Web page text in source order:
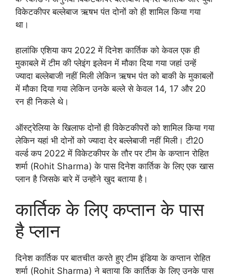
विकेटकीपर बल्लेबाज ऋषभ पंत दोनों को ही शामिल किया गया
था।
हालांकि एशिया कप 2022 में दिनेश कार्तिक को केवल एक ही
मुकाबले में टीम की प्लेइंग इलेवन में मौका दिया गया जहां उन्हें
ज्यादा बल्लेबाजी नहीं मिली लेकिन ऋषभ पंत को बाकी के मुकाबलों
में मौका दिया गया लेकिन उनके बल्ले से केवल 14, 17 और 20
रन ही निकले थे।
ऑस्ट्रेलिया के खिलाफ दोनों ही विकेटकीपरों को शामिल किया गया
लेकिन यहां भी दोनों को ज्यादा देर बल्लेबाजी नहीं मिली। टी20
वर्ल्ड कप 2022 में विकेटकीपर के तौर पर टीम के कप्तान रोहित
शर्मा (Rohit Sharma) के पास दिनेश कार्तिक के लिए एक खास
प्लान है जिसके बारे में उन्होंने खुद बताया है।
कार्तिक के लिए कप्तान के पास
है प्लान
दिनेश कार्तिक पर बातचीत करते हुए टीम इंडिया के कप्तान रोहित
शर्मा (Rohit Sharma) ने बताया कि कार्तिक के लिए उनके पास